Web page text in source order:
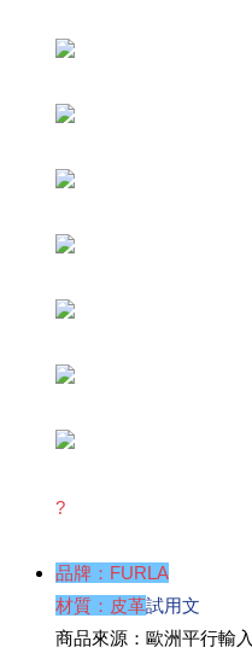
?
品牌：FURLA
材質：皮革試用文
商品來源：歐洲平行輸入